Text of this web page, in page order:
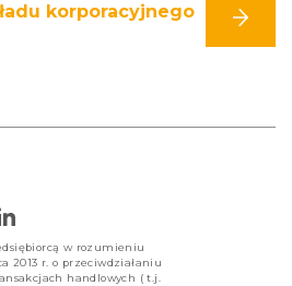
korporacyjnego
w rozumieniu
2013 r. o przeciwdziałaniu
handlowych ( t.j.